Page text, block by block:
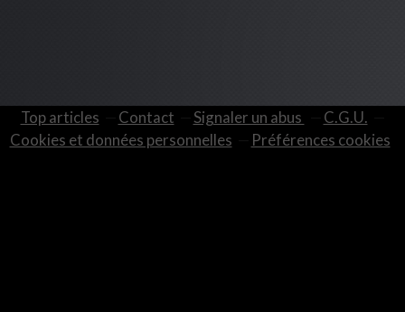
Top articles Contact Signaler un abus
C.G.U.
Cookies et données personnelles
Préférences cookies